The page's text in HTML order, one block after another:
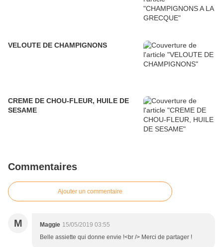
VELOUTE DE CHAMPIGNONS
CREME DE CHOU-FLEUR, HUILE DE
SESAME
Commentaires
Ajouter un commentaire
M Maggie 15/05/2019 03:55
Belle assiette qui donne envie !<br /> Merci de partager !